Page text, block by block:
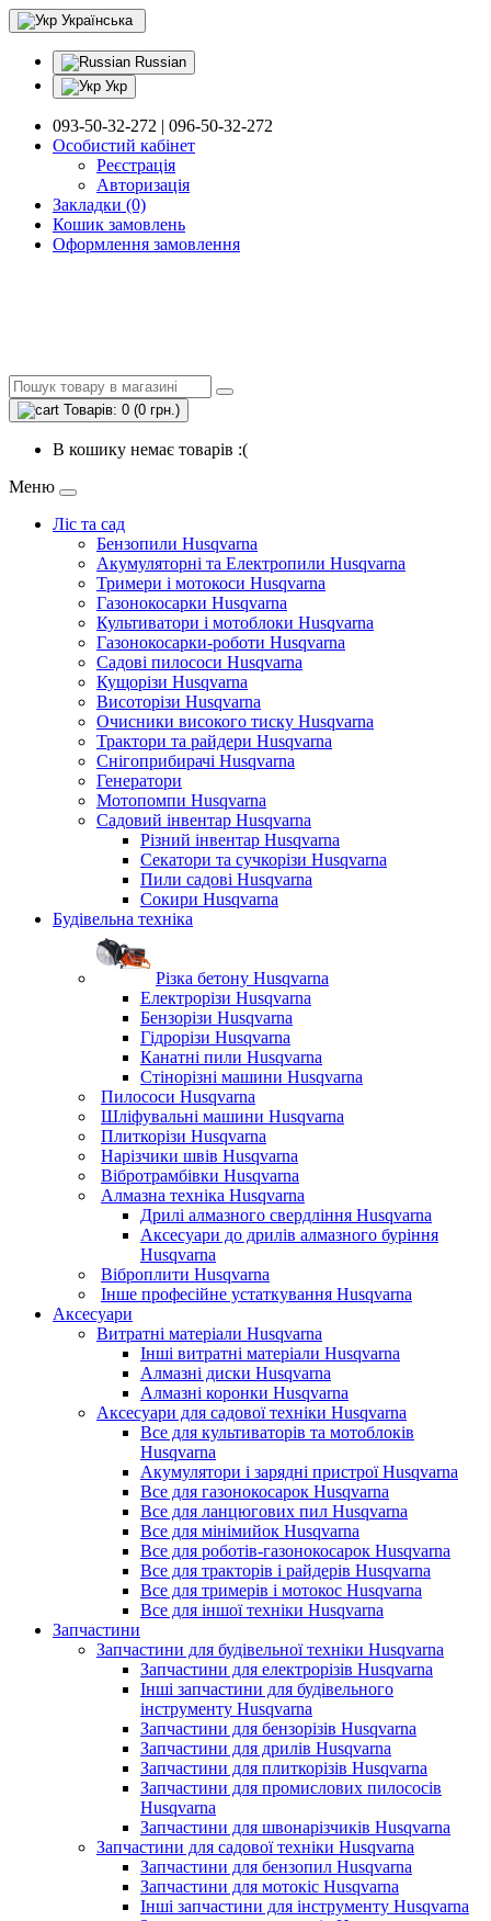
Українська
Russian
Укр
093-50-32-272 | 096-50-32-272
Особистий кабінет
Реєстрація
Авторизація
Закладки (0)
Кошик замовлень
Оформлення замовлення
Товарів: 0 (0 грн.)
В кошику немає товарів :(
Меню
Ліс та сад
Бензопили Husqvarna
Акумуляторні та Електропили Husqvarna
Тримери і мотокоси Husqvarna
Газонокосарки Husqvarna
Культиватори і мотоблоки Husqvarna
Газонокосарки-роботи Husqvarna
Садові пилососи Husqvarna
Кущорізи Husqvarna
Висоторізи Husqvarna
Очисники високого тиску Husqvarna
Трактори та райдери Husqvarna
Снігоприбирачі Husqvarna
Генератори
Мотопомпи Husqvarna
Садовий інвентар Husqvarna
Різний інвентар Husqvarna
Секатори та сучкорізи Husqvarna
Пили садові Husqvarna
Сокири Husqvarna
Будівельна техніка
Різка бетону Husqvarna
Електрорізи Husqvarna
Бензорізи Husqvarna
Гідрорізи Husqvarna
Канатні пили Husqvarna
Стінорізні машини Husqvarna
Пилососи Husqvarna
Шліфувальні машини Husqvarna
Плиткорізи Husqvarna
Нарізчики швів Husqvarna
Вібротрамбівки Husqvarna
Алмазна техніка Husqvarna
Дрилі алмазного свердління Husqvarna
Аксесуари до дрилів алмазного буріння
Husqvarna
Віброплити Husqvarna
Інше професійне устаткування Husqvarna
Аксесуари
Витратні матеріали Husqvarna
Інші витратні матеріали Husqvarna
Алмазні диски Husqvarna
Алмазні коронки Husqvarna
Аксесуари для садової техніки Husqvarna
Все для культиваторів та мотоблоків
Husqvarna
Акумулятори і зарядні пристрої Husqvarna
Все для газонокосарок Husqvarna
Все для ланцюгових пил Husqvarna
Все для мінімийок Husqvarna
Все для роботів-газонокосарок Husqvarna
Все для тракторів і райдерів Husqvarna
Все для тримерів і мотокос Husqvarna
Все для іншої техніки Husqvarna
Запчастини
Запчастини для будівельної техніки Husqvarna
Запчастини для електрорізів Husqvarna
Інші запчастини для будівельного
інструменту Husqvarna
Запчастини для бензорізів Husqvarna
Запчастини для дрилів Husqvarna
Запчастини для плиткорізів Husqvarna
Запчастини для промислових пилососів
Husqvarna
Запчастини для швонарізчиків Husqvarna
Запчастини для садової техніки Husqvarna
Запчастини для бензопил Husqvarna
Запчастини для мотокіс Husqvarna
Інші запчастини для інструменту Husqvarna